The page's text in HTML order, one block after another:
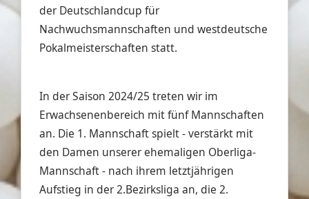
der Deutschlandcup für
Nachwuchsmannschaften und westdeutsche
Pokalmeisterschaften statt.
In der Saison 2024/25 treten wir im
Erwachsenenbereich mit fünf Mannschaften
an. Die 1. Mannschaft spielt - verstärkt mit
den Damen unserer ehemaligen Oberliga-
Mannschaft - nach ihrem letztjährigen
Aufstieg in der 2.Bezirksliga an, die 2.